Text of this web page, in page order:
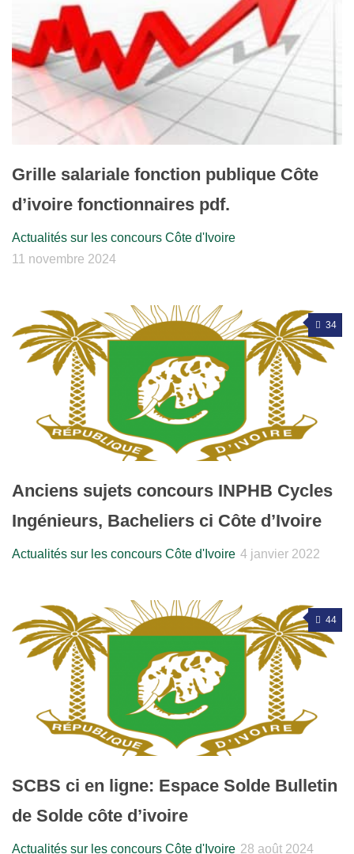
Grille salariale fonction publique Côte
d’ivoire fonctionnaires pdf.
Actualités sur les concours Côte d'Ivoire
11 novembre 2024
34
Anciens sujets concours INPHB Cycles
Ingénieurs, Bacheliers ci Côte d’Ivoire
Actualités sur les concours Côte d'Ivoire 4 janvier 2022
44
SCBS ci en ligne: Espace Solde Bulletin
de Solde côte d’ivoire
Actualités sur les concours Côte d'Ivoire 28 août 2024